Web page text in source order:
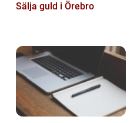
Sälja guld i Örebro